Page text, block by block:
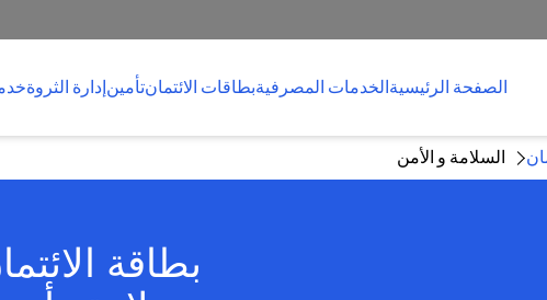
الصفحة الرئيسيةالخدمات المصرفيةبطاقات الائتمانتأمينإدارة الثروة
السلامة و الأمن
بطاقة